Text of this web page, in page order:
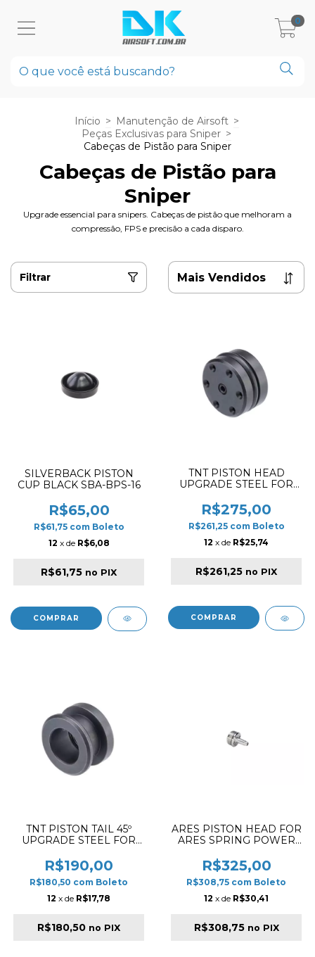
0
Início > Manutenção de Airsoft >
Peças Exclusivas para Sniper >
Cabeças de Pistão para Sniper
Cabeças de Pistão para
Sniper
Upgrade essencial para snipers. Cabeças de pistão que melhoram a
compressão, FPS e precisão a cada disparo.
Filtrar
SILVERBACK PISTON
CUP BLACK SBA-BPS-16
R$65,00
R$61,75 com Boleto
12 x de R$6,08
R$61,75 no PIX
TNT PISTON HEAD
UPGRADE STEEL FOR
R$275,00
R$261,25 com Boleto
12 x de R$25,74
R$261,25 no PIX
TNT PISTON TAIL 45º
UPGRADE STEEL FOR
R$190,00
R$180,50 com Boleto
12 x de R$17,78
R$180,50 no PIX
ARES PISTON HEAD FOR
ARES SPRING POWER
R$325,00
R$308,75 com Boleto
12 x de R$30,41
R$308,75 no PIX